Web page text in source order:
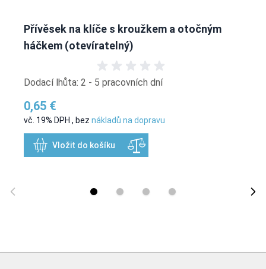
Přívěsek na klíče s kroužkem a otočným
háčkem (otevíratelný)
Dodací lhůta: 2 - 5 pracovních dní
0,65 €
vč. 19% DPH , bez nákladů na dopravu
Vložit do košíku